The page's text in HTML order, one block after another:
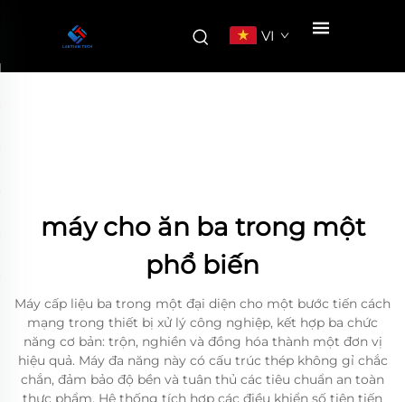
VI
máy cho ăn ba trong một
phổ biến
Máy cấp liệu ba trong một đại diện cho một bước tiến cách
mạng trong thiết bị xử lý công nghiệp, kết hợp ba chức
năng cơ bản: trộn, nghiền và đồng hóa thành một đơn vị
hiệu quả. Máy đa năng này có cấu trúc thép không gỉ chắc
chắn, đảm bảo độ bền và tuân thủ các tiêu chuẩn an toàn
thực phẩm. Hệ thống tích hợp các điều khiển số tiên tiến